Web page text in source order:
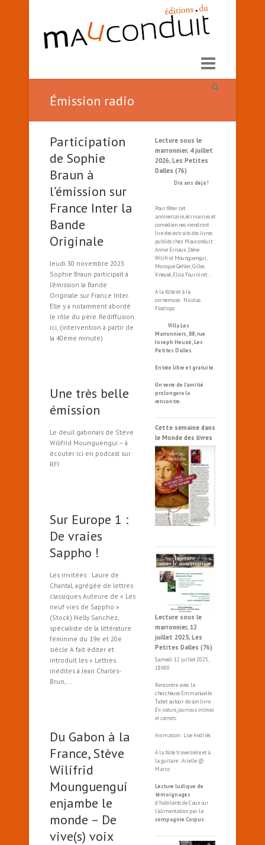
Émission radio
Participation
de Sophie
Braun à
l’émission sur
France Inter la
Bande
Originale
Jeudi 30 novembre 2023
Sophie Braun participait à
l’émission la Bande
Originale sur France Inter.
Elle y a notamment abordé
le rôle du père. Rediffusion
ici, (intervention à partir de
la 40ème minute)
Une très belle
émission
Le deuil gabonais de Stève
Wilifrid Mounguengui – à
écouter ici en podcast sur
RFI
Sur Europe 1 :
De vraies
Sappho !
Les invitées : Laure de
Chantal, agrégée de lettres
classiques Auteure de « Les
neuf vies de Sappho »
(Stock) Nelly Sanchez,
spécialiste de la littérature
féminine du 19e et 20e
siècle A fait éditer et
introduit les « Lettres
inédites à Jean Charles-
Brun,…
Du Gabon à la
France, Stève
Wilifrid
Mounguengui
enjambe le
monde – De
vive(s) voix
Lecture sous le
marronnier, 4 juillet
2026, Les Petites
Dalles (76)
Dix ans déjà !
Pour fêter cet
anniversaire, écrivain.es et
comédien.nes viendront
lire des extraits des livres
publiés chez Mauconduit :
Annie Ernaux, Stève
Wilifrid Mounguengui,
Monique Gehler, Gilles
Kneusé, Elisa Fourniret…
A la flûte et à la
cornemuse : Nicolas
Flodrops
Villa Les
Marronniers, 88, rue
Joseph Heuzé, Les
Petites Dalles
Entrée libre et gratuite.
Un verre de l’amitié
prolongera la
rencontre.
Cette semaine dans
le Monde des livres
Lecture sous le
marronnier, 12
juillet 2025, Les
Petites Dalles (76)
Samedi 12 juillet 2025,
18h00
Rencontre avec la
chercheuse Emmanuelle
Tabet autour de son livre
En nature, journaux intimes
et carnets
Animation : Lise Andriès
À la flûte traversière et à
la guitare : Arielle @
Marco
Lecture ludique de
témoignages
d'habitants de Caux sur
l'alimentation par la
compagnie Corpus